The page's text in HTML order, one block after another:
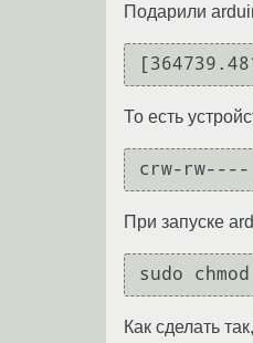
Подарили
То есть
crw-rw----
При запуске
sudo
Как сделать